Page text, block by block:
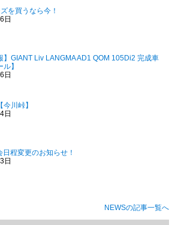
を買うなら今！
日
】GIANT Liv LANGMA AD1 QOM 105Di2 完成車
ル】
日
川峠】
日
程変更のお知らせ！
日
NEWSの記事一覧へ